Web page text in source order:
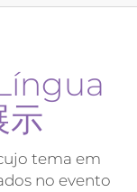
示
tema em
no evento